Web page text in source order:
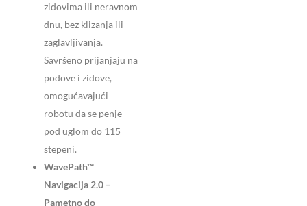
zidovima ili neravnom
dnu, bez klizanja ili
zaglavljivanja.
Savršeno prijanjaju na
podove i zidove,
omogućavajući
robotu da se penje
pod uglom do 115
stepeni.
WavePath™
Navigacija 2.0 –
Pametno do